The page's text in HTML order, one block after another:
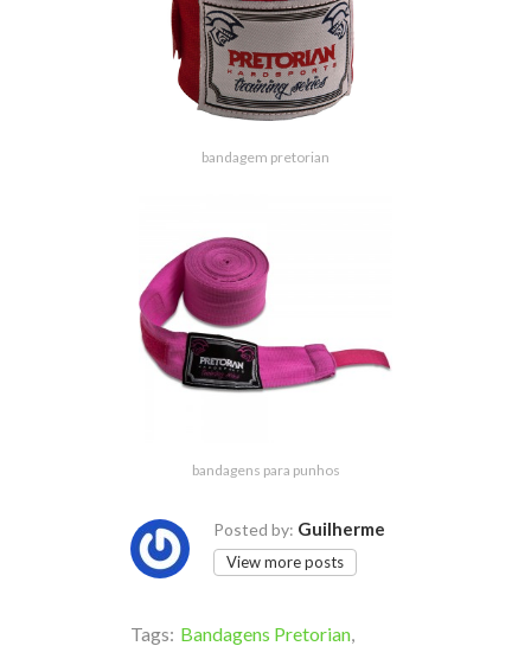
bandagem pretorian
bandagens para punhos
Posted by: Guilherme
View more posts
Tags: Bandagens Pretorian